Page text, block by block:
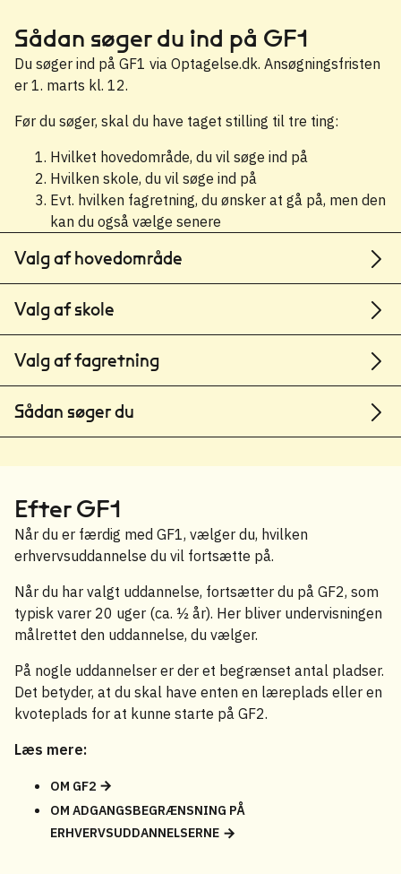
Sådan søger du ind på GF1
Du søger ind på GF1 via Optagelse.dk. Ansøgningsfristen
er 1. marts kl. 12.
Før du søger, skal du have taget stilling til tre ting:
Hvilket hovedområde, du vil søge ind på
Hvilken skole, du vil søge ind på
Evt. hvilken fagretning, du ønsker at gå på, men den
kan du også vælge senere
Valg af hovedområde
Valg af skole
Valg af fagretning
Sådan søger du
Efter GF1
Når du er færdig med GF1, vælger du, hvilken
erhvervsuddannelse du vil fortsætte på.
Når du har valgt uddannelse, fortsætter du på GF2, som
typisk varer 20 uger (ca. ½ år). Her bliver undervisningen
målrettet den uddannelse, du vælger.
På nogle uddannelser er der et begrænset antal pladser.
Det betyder, at du skal have enten en læreplads eller en
kvoteplads for at kunne starte på GF2.
Læs mere:
OM GF2
OM ADGANGSBEGRÆNSNING PÅ
ERHVERVSUDDANNELSERNE